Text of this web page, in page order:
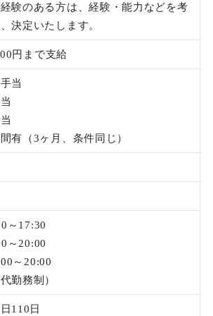
験のある方は、経験・能力などを考
決定いたします。
円まで支給
当
有（3ヶ月、条件同じ）
～17:30
～20:00
～20:00
勤務制）
110日